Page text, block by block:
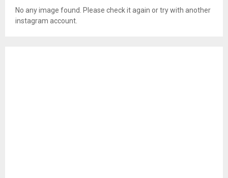
No any image found. Please check it again or try with another
instagram account.